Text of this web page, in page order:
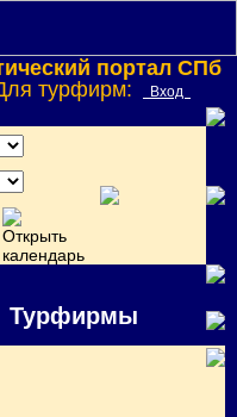
портал СПб
турфирм:
Вход
Турфирмы